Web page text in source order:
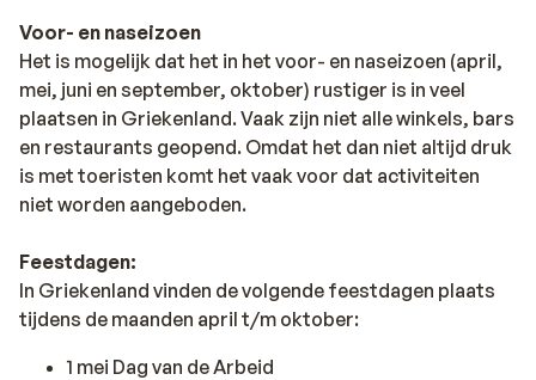
Voor- en naseizoen
Het is mogelijk dat het in het voor- en naseizoen (april,
mei, juni en september, oktober) rustiger is in veel
plaatsen in Griekenland. Vaak zijn niet alle winkels, bars
en restaurants geopend. Omdat het dan niet altijd druk
is met toeristen komt het vaak voor dat activiteiten
niet worden aangeboden.
Feestdagen:
In Griekenland vinden de volgende feestdagen plaats
tijdens de maanden april t/m oktober:
1 mei Dag van de Arbeid